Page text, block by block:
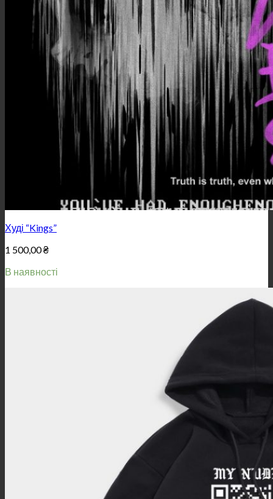
Худі “Kings”
1 500,00₴
В наявності